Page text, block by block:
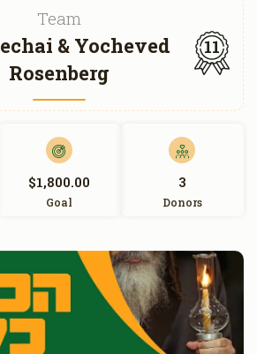
Team
& Yocheved
Rosenberg
11
$1,800.00
Goal
3
Donors